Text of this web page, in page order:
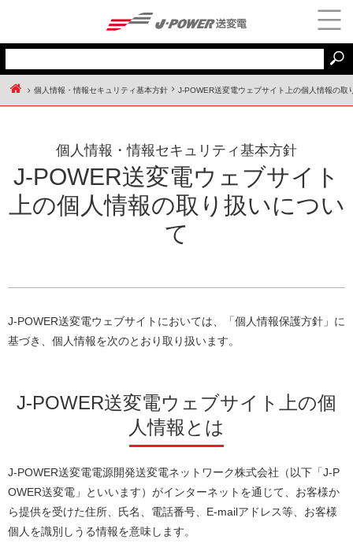
個人情報・情報セキュリティ基本方針 J-POWER送変電ウェブサイト上の個人情報の取
個人情報・情報セキュリティ基本方針
J-POWER送変電ウェブサイト
上の個人情報の取り扱いについ
て
J-POWER送変電ウェブサイトにおいては、「個人情報保護方針」に
基づき、個人情報を次のとおり取り扱います。
J-POWER送変電ウェブサイト上の個
人情報とは
J-POWER送変電電源開発送変電ネットワーク株式会社（以下「J-P
OWER送変電」といいます）がインターネットを通じて、お客様か
ら提供を受けた住所、氏名、電話番号、E-mailアドレス等、お客様
個人を識別しうる情報を意味します。